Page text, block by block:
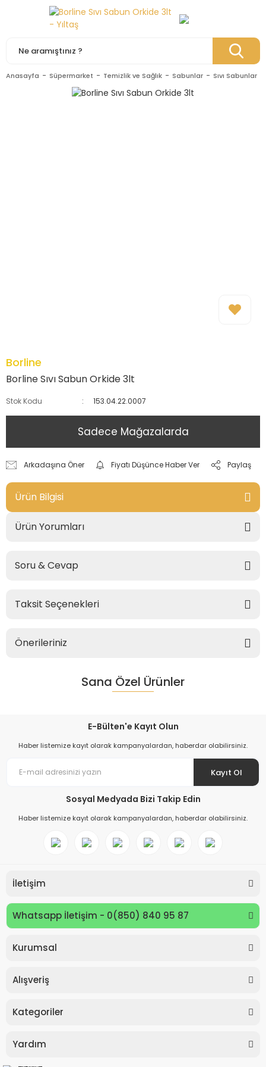
Anasayfa Süpermarket Temizlik ve Sağlık Sabunlar Sıvı Sabunlar
Borline
Borline Sıvı Sabun Orkide 3lt
Stok Kodu 153.04.22.0007
Sadece Mağazalarda
Arkadaşına Öner Fiyatı Düşünce Haber Ver Paylaş
Ürün Bilgisi
Ürün Yorumları
Soru & Cevap
Taksit Seçenekleri
Önerileriniz
Sana Özel Ürünler
E-Bülten'e Kayıt Olun
Haber listemize kayıt olarak kampanyalardan, haberdar olabilirsiniz.
Kayıt Ol
Sosyal Medyada Bizi Takip Edin
Haber listemize kayıt olarak kampanyalardan, haberdar olabilirsiniz.
İletişim
Whatsapp İletişim - 0(850) 840 95 87
Kurumsal
Alışveriş
Kategoriler
Yardım